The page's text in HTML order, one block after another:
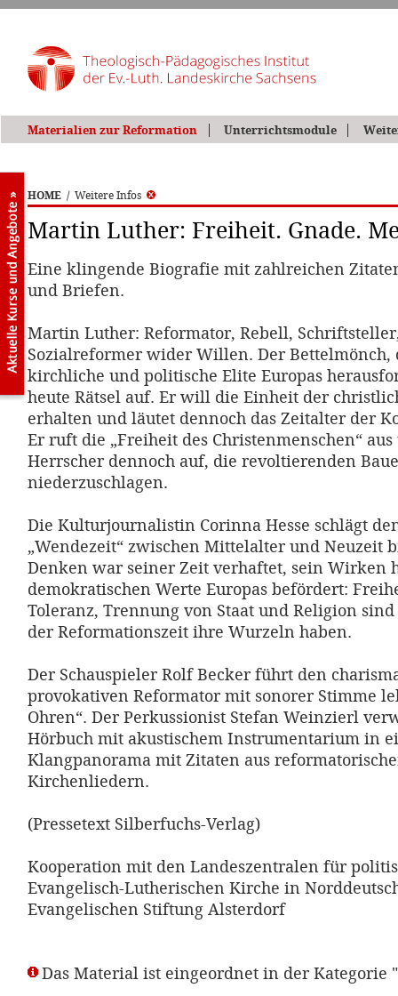
Materialien zur Reformation Unterrichtsmodule
HOME / Weitere Infos
Martin Luther: Freiheit. Gnade.
Eine klingende Biografie mit zahlreichen
und Briefen.
Martin Luther: Reformator, Rebell,
Sozialreformer wider Willen. Der Bettelmönch,
kirchliche und politische Elite Europas
heute Rätsel auf. Er will die Einheit der
erhalten und läutet dennoch das Zeitalter der
Er ruft die „Freiheit des Christenmenschen“
Herrscher dennoch auf, die revoltierenden
niederzuschlagen.
Die Kulturjournalistin Corinna Hesse schlägt
„Wendezeit“ zwischen Mittelalter und Neuzeit
Denken war seiner Zeit verhaftet, sein Wirken
demokratischen Werte Europas befördert:
Toleranz, Trennung von Staat und Religion
der Reformationszeit ihre Wurzeln haben.
Der Schauspieler Rolf Becker führt den
provokativen Reformator mit sonorer Stimme
Ohren“. Der Perkussionist Stefan Weinzierl
Hörbuch mit akustischem Instrumentarium in
Klangpanorama mit Zitaten aus
Kirchenliedern.
(Pressetext Silberfuchs-Verlag)
Kooperation mit den Landeszentralen für
Evangelisch-Lutherischen Kirche in
Evangelischen Stiftung Alsterdorf
Das Material ist eingeordnet in der Kategorie